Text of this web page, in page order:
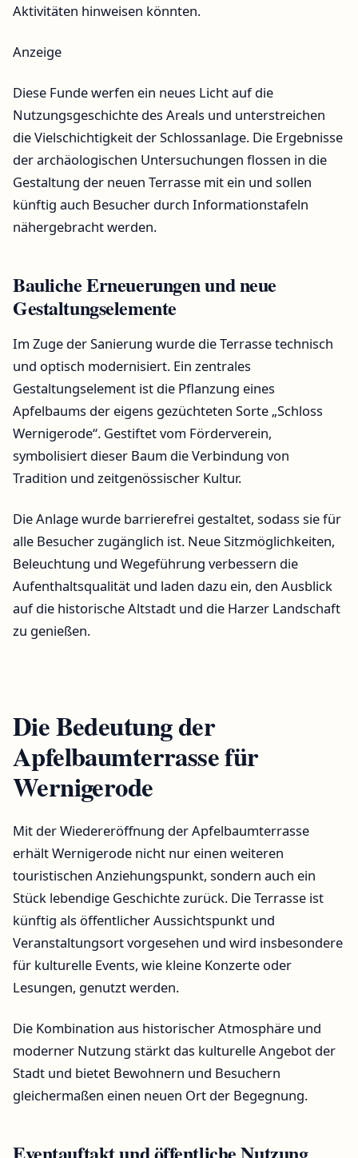
Aktivitäten hinweisen könnten.
Anzeige
Diese Funde werfen ein neues Licht auf die
Nutzungsgeschichte des Areals und unterstreichen
die Vielschichtigkeit der Schlossanlage. Die Ergebnisse
der archäologischen Untersuchungen flossen in die
Gestaltung der neuen Terrasse mit ein und sollen
künftig auch Besucher durch Informationstafeln
nähergebracht werden.
Bauliche Erneuerungen und neue
Gestaltungselemente
Im Zuge der Sanierung wurde die Terrasse technisch
und optisch modernisiert. Ein zentrales
Gestaltungselement ist die Pflanzung eines
Apfelbaums der eigens gezüchteten Sorte „Schloss
Wernigerode“. Gestiftet vom Förderverein,
symbolisiert dieser Baum die Verbindung von
Tradition und zeitgenössischer Kultur.
Die Anlage wurde barrierefrei gestaltet, sodass sie für
alle Besucher zugänglich ist. Neue Sitzmöglichkeiten,
Beleuchtung und Wegeführung verbessern die
Aufenthaltsqualität und laden dazu ein, den Ausblick
auf die historische Altstadt und die Harzer Landschaft
zu genießen.
Die Bedeutung der
Apfelbaumterrasse für
Wernigerode
Mit der Wiedereröffnung der Apfelbaumterrasse
erhält Wernigerode nicht nur einen weiteren
touristischen Anziehungspunkt, sondern auch ein
Stück lebendige Geschichte zurück. Die Terrasse ist
künftig als öffentlicher Aussichtspunkt und
Veranstaltungsort vorgesehen und wird insbesondere
für kulturelle Events, wie kleine Konzerte oder
Lesungen, genutzt werden.
Die Kombination aus historischer Atmosphäre und
moderner Nutzung stärkt das kulturelle Angebot der
Stadt und bietet Bewohnern und Besuchern
gleichermaßen einen neuen Ort der Begegnung.